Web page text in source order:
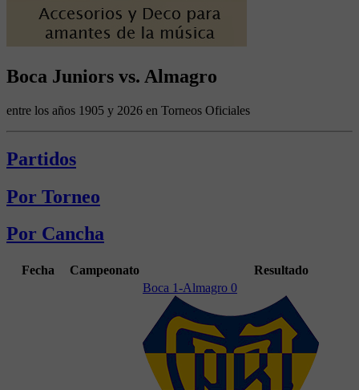
Boca Juniors vs. Almagro
entre los años 1905 y 2026 en Torneos Oficiales
Partidos
Por Torneo
Por Cancha
Fecha Campeonato Resultado
Boca 1-Almagro 0